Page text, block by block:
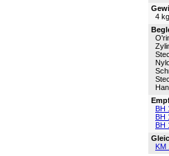
4 kg
BH
BH
BH
KM